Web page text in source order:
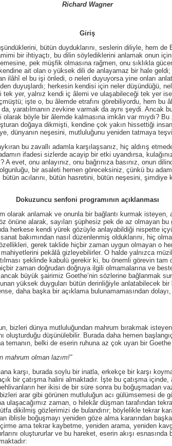
Richard Wagner
Giriş
bütün duyduklarını, seslerin diliyle, hem de
bir ihtiyaçtı, bu dilin söylediklerini anlamak onun
pek müşfik olmasına rağmen, onu sıklıkla
ait olan o yüksek dili de anlayamaz bir hale
ilâhî el bu işi önledi, o neleri duyuyorsa yine onları
duyuşlardı; herkesin kendisi için neler düşündüğü,
tek yer, yalnız kendi iç âlemi ve ulaşabileceği tek yer
işte o, bu âlemde etrafını görebiliyordu, hem bu
yaratılmanın zevkine varmak da aynı şeydi. Ancak
böyle bir âlemde kalmasına imkân var mıydı? Bu
doğaya dikmişti, kendine çok yakın hissettiği
dünyanın neşesini, mutluluğunu yeniden tatmaya
bu zavallı adamla karşılaşsanız, hiç aldırış
ifadesi sizlerde acayip bir etki uyandırsa,
A evet, onu anlayınız, onu bağrınıza basınız, onun
bir asaleti hemen göreceksiniz, çünkü bu
acılarını, bütün hasretini, bütün neşesini,
Dokuzuncu senfoni programının açıklanması
anlamak ve onunla bir bağlantı kurmak isteyen,
önüne alarak, sayıları şüphesiz pek de az olmayan
herkese kendi yürek gözüyle anlayabildiği nispette
bakımından nasıl düzenlenmiş olduklarını, hiç
gerek taklide hiçbir zaman uygun olmayan o
pekâlâ gizleyebilirler. O halde yalnızca
şeklinde kabulü gerekir ki, bu önemli görevin
zaman doğrudan doğruya ilgili olmamalarına ve
büyük şairimiz Goethe’nin sözlerine bağlanmak
yüksek duyguları bütün derinliğiyle anlatabilecek
daha başka bir açıklama bulunamamasından
dünya mutluluğundan mahrum bırakmak isteyen
oluşturduğu düşünülebilir. Burada daha hemen
temanın, belki de eserin ruhuna az çok uyan bir
olman lazım!”
burada soylu bir inatla, erkekçe bir karşı koyma
bir çatışma halini almaktadır. İşte bu çatışma
her ikisi de bir süre sonra bu boğuşmadan
arar gibi görünen mutluluğun acı gülümsemesi de
ulaşacağımız zaman, o hilekâr düşman tarafından
dikilmiş gözlerimizi de bulandırır; böylelikle tekrar
iblisle boğuşmayı yeniden göze alma kararından
ama tekrar kaybetme, yeniden arama, yeniden
oluştururlar ve bu hareket, eserin akışı